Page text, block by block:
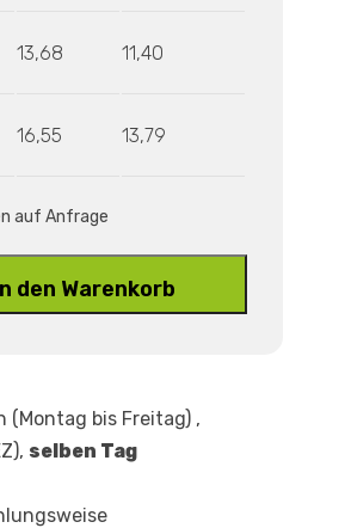
13,68 11,40
16,55 13,79
auf Anfrage
den Warenkorb
(Montag bis Freitag) ,
selben Tag